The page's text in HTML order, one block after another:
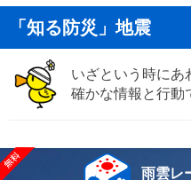
「知る防災」地震
いざという時にあ
確かな情報と行動
雨雲レ